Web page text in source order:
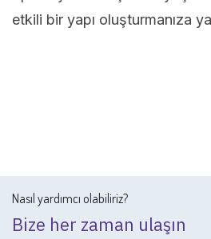
etkili bir yapı oluşturmanıza
Nasıl yardımcı olabiliriz?
Bize her zaman ulaşın